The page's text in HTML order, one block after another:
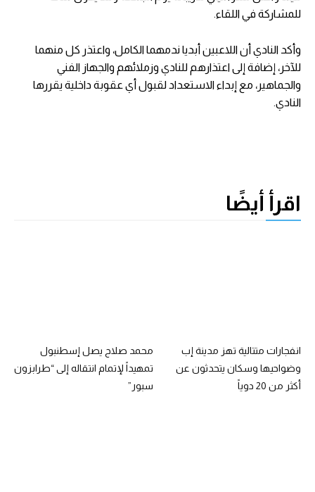
للمشاركة في اللقاء.
وأكد النادي أن اللاعبين أبديا ندمهما الكامل، واعتذر كل منهما
للآخر، إضافة إلى اعتذارهم للنادي وزملائهم والجهاز الفني
والجماهير، مع إبداء الاستعداد لقبول أي عقوبة داخلية يقررها
النادي.
اقرأ أيضًا
انفجارات متتالية تهز مدينة إب
وضواحيها وسكان يتحدثون عن
أكثر من 20 دوياً
محمد صلاح يصل إسطنبول
تمهيداً لإتمام انتقاله إلى “طرابزون
سبور”